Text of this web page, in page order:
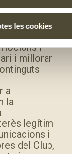
les cookies
per finalitat
i
i millorar
a
la
legítim
i
del Club,